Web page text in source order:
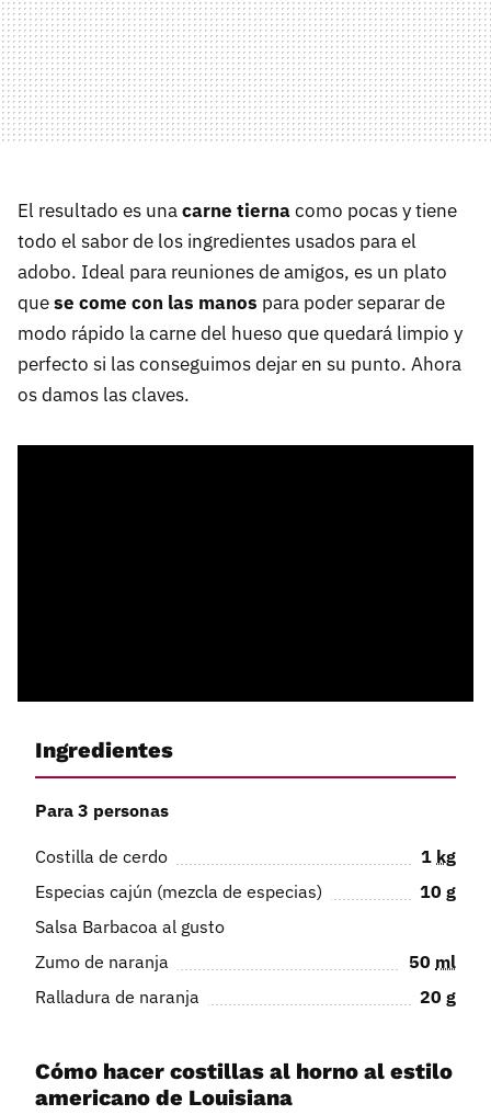
El resultado es unacarne tiernacomo pocas y tiene
todo el sabor de los ingredientes usados para el
adobo. Ideal para reuniones de amigos, es un plato
quese come con las manos para poder separar de
modo rápido la carne del hueso que quedará limpio y
perfecto si las conseguimos dejar en su punto. Ahora
os damos las claves.
Ingredientes
Para 3 personas
Costilla de cerdo 1 kg
Especias cajún (mezcla de especias)
10 g
Salsa Barbacoa al gusto
Zumo de naranja
50 ml
Ralladura de naranja
20 g
Cómo hacer costillas al horno al estilo
americano de Louisiana